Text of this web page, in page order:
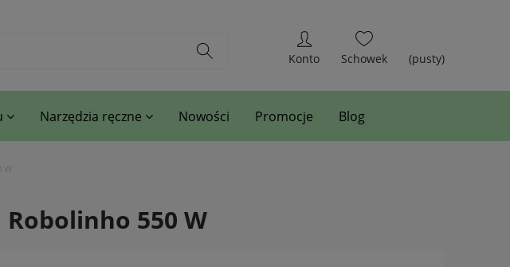
(pusty)
Narzędzia ręczne Nowości Promocje Blog
550 W